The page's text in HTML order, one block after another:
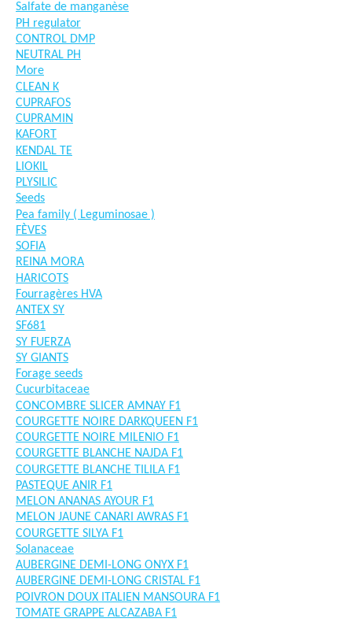
Salfate de manganèse
PH regulator
CONTROL DMP
NEUTRAL PH
More
CLEAN K
CUPRAFOS
CUPRAMIN
KAFORT
KENDAL TE
LIOKIL
PLYSILIC
Seeds
Pea family ( Leguminosae )
FÈVES
SOFIA
REINA MORA
HARICOTS
Fourragères HVA
ANTEX SY
SF681
SY FUERZA
SY GIANTS
Forage seeds
Cucurbitaceae
CONCOMBRE SLICER AMNAY F1
COURGETTE NOIRE DARKQUEEN F1
COURGETTE NOIRE MILENIO F1
COURGETTE BLANCHE NAJDA F1
COURGETTE BLANCHE TILILA F1
PASTEQUE ANIR F1
MELON ANANAS AYOUR F1
MELON JAUNE CANARI AWRAS F1
COURGETTE SILYA F1
Solanaceae
AUBERGINE DEMI-LONG ONYX F1
AUBERGINE DEMI-LONG CRISTAL F1
POIVRON DOUX ITALIEN MANSOURA F1
TOMATE GRAPPE ALCAZABA F1